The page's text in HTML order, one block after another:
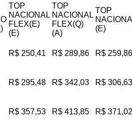
TOP
NACIONAL
FLEX(E)
(E)
TOP
NACIONAL
FLEX(Q)
(A)
TOP
(E)
R$ 250,41 R$ 289,86 R$ 259,86
R$ 295,48 R$ 342,03 R$ 306,63
R$ 357,53 R$ 413,85 R$ 371,02